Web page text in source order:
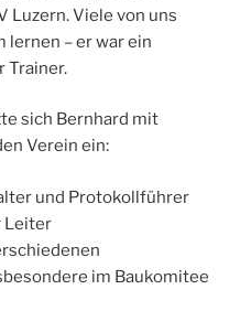
Luzern. Viele von uns
lernen – er war ein
Trainer.
sich Bernhard mit
Verein ein:
und Protokollführer
Leiter
im Baukomitee